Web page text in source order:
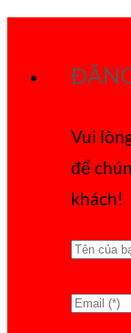
Vui
để
khách!